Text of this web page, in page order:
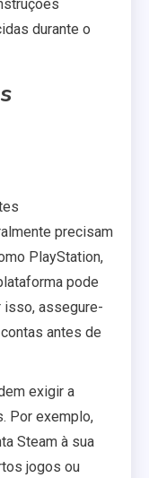
durante o
precisam
PlayStation,
pode
assegure-
antes de
exigir a
Por exemplo,
Steam à sua
jogos ou